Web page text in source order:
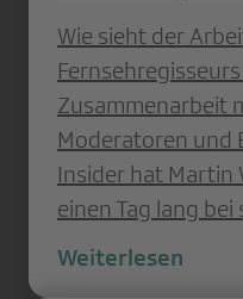
Wie sieht der
Zusammenarbeit
Moderatoren und
Insider hat Martin
einen Tag lang
Weiterlesen